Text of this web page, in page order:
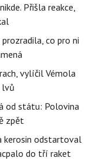
Přišla reakce,
co pro ni
vylíčil Vémola
lvů
od státu: Polovina
zpět
kerosin odstartoval
do tří raket